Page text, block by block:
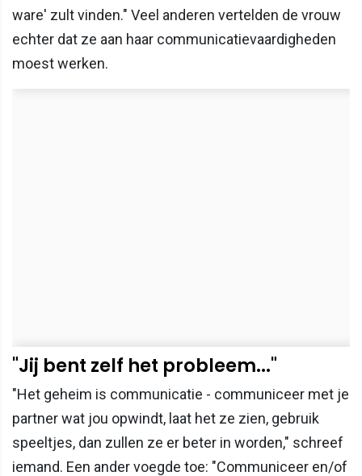
ware' zult vinden." Veel anderen vertelden de vrouw
echter dat ze aan haar communicatievaardigheden
moest werken.
"Jij bent zelf het probleem..."
"Het geheim is communicatie - communiceer met je
partner wat jou opwindt, laat het ze zien, gebruik
speeltjes, dan zullen ze er beter in worden," schreef
iemand. Een ander voegde toe: "Communiceer en/of